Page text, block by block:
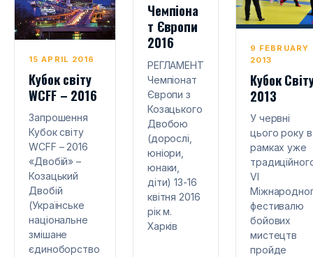
15 APRIL 2016
Кубок світу
WCFF – 2016
Запрошення
Кубок світу
WCFF – 2016
«Двобій» –
Козацький
Двобій
(Українське
національне
змішане
єдиноборство
Чемпіона
т Європи
2016
РЕГЛАМЕНТ
Чемпіонат
Європи з
Козацького
Двобою
(дорослі,
юніори,
юнаки,
діти) 13-16
квітня 2016
рік м.
Харків
9 FEBRUARY
2013
Кубок
2013
У червні
цього року в
рамках уже
VI
фестивалю
бойових
мистецтв
пройде